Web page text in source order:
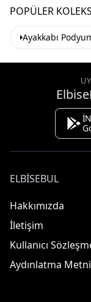
POPÜLER
Ayakkabı
ELBISEBUL
Hakkımızda
İletişim
Kullanıcı
Aydınlatma Metni